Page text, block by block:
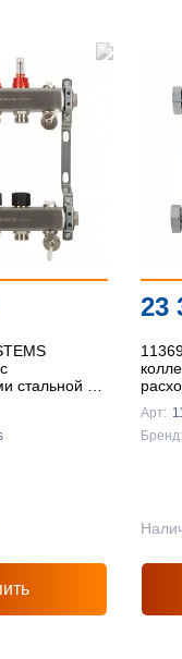
стальной с
'1Ф
23
6x3/4
Арт:
Бренд: